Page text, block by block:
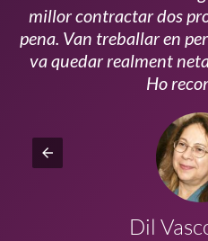
millor contractar dos
pena. Van treballar en
va quedar realment
Ho
Dil